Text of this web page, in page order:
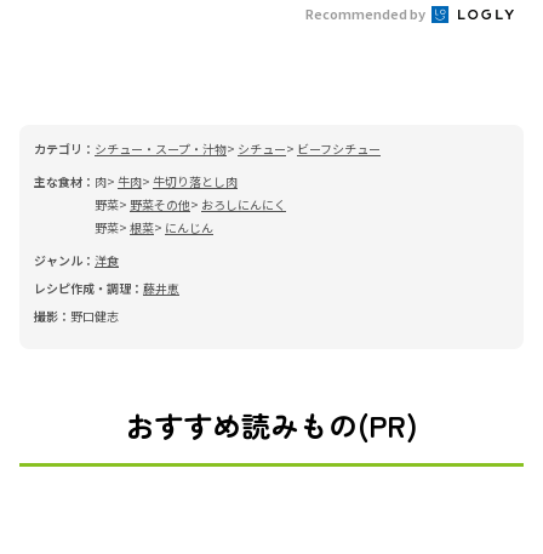
Recommended by
カテゴリ： シチュー・スープ・汁物 シチュー
ビーフシチュー
主な食材： 肉 牛肉 牛切り落とし肉
野菜
野菜その他
おろしにんにく
野菜 根菜
にんじん
ジャンル： 洋食
レシピ作成・調理： 藤井恵
撮影： 野口健志
おすすめ読みもの(PR)